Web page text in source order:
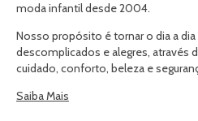
moda infantil desde 2004.
Nosso propósito é tornar o dia a
descomplicados e alegres, através
cuidado, conforto, beleza e
Saiba Mais